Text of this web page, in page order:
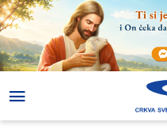
16. Više ne uzmičem iz straha